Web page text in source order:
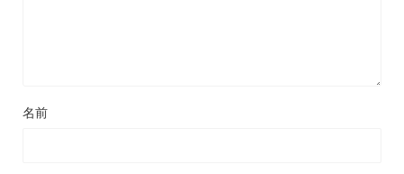
名前